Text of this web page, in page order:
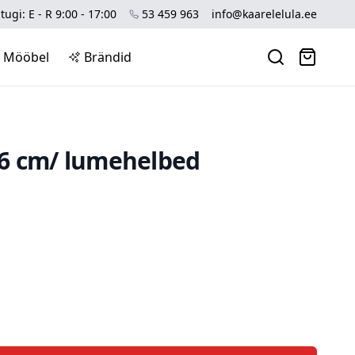
E - R 9:00 - 17:00 53 459 963 info@kaarelelula.ee
Mööbel Brändid
cm/ lumehelbed